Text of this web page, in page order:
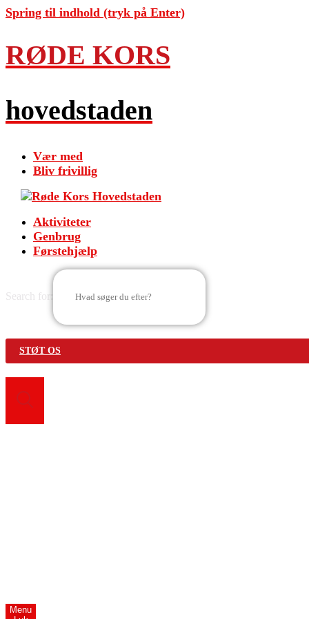
Spring til indhold (tryk på Enter)
RØDE KORS
hovedstaden
Vær med
Bliv frivillig
Aktiviteter
Genbrug
Førstehjælp
Search for:
STØT OS
Menu